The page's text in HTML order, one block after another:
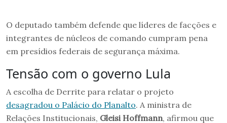
O deputado também defende que líderes de facções e
integrantes de núcleos de comando cumpram pena
em presídios federais de segurança máxima.
Tensão com o governo Lula
A escolha de Derrite para relatar o projeto
desagradou o Palácio do Planalto. A ministra de
Relações Institucionais, Gleisi Hoffmann, afirmou que